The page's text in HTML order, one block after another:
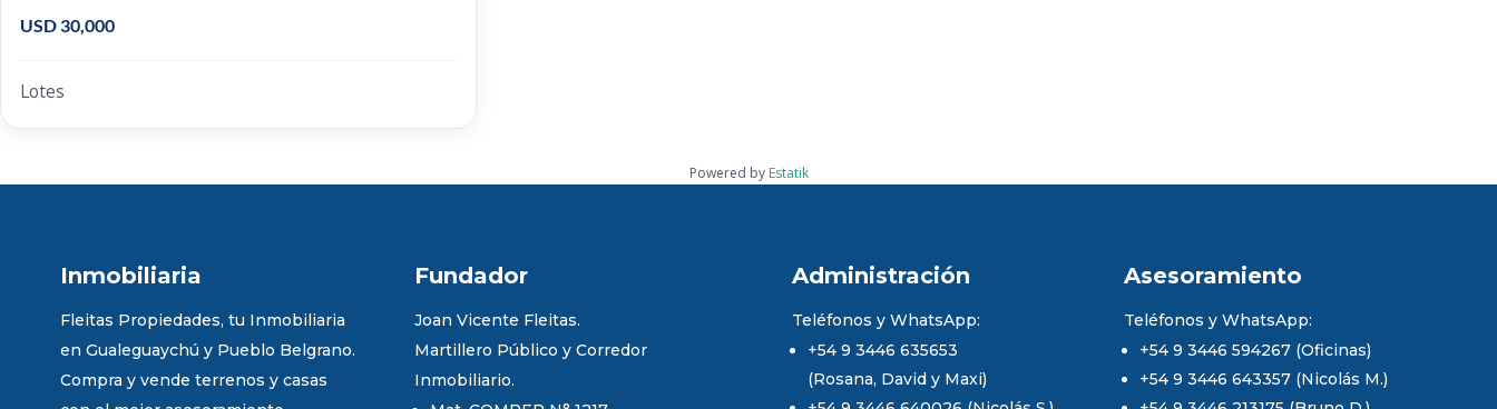
USD 30,000
Lotes
Powered by Estatik
Inmobiliaria
Fleitas Propiedades, tu Inmobiliaria
en Gualeguaychú y Pueblo Belgrano.
Compra y vende terrenos y casas
Fundador
Joan Vicente Fleitas.
Martillero Público y Corredor
Inmobiliario.
Administración
Teléfonos y WhatsApp:
+54 9 3446 635653
(Rosana, David y Maxi)
Asesoramiento
Teléfonos y WhatsApp:
+54 9 3446 594267 (Oficinas)
+54 9 3446 643357 (Nicolás M.)